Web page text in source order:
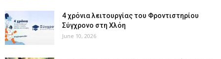
4 χρόνια λειτουργίας του Φροντιστηρίου
Σύγχρονο στη Χλόη
June 10, 2026